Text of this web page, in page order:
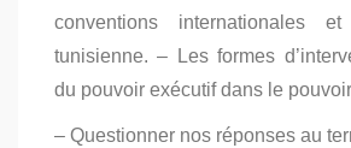
conventions internationales
tunisienne. – Les formes
du pouvoir exécutif dans le
– Questionner nos réponses au